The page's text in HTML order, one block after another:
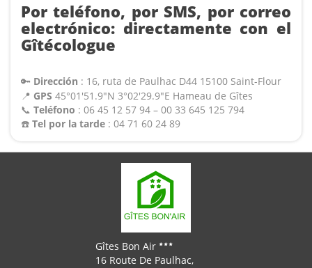
Por teléfono, por SMS, por correo
electrónico: directamente con el
Gîtécologue
🔑 Dirección : 16, ruta de Paulhac D44 15100 Saint-Flour
📍 GPS 45°01'51.9″N 3°02'29.9″E Hameau de Gîtes
📞 Teléfono : 06 45 12 57 94 – 00 33 645 125 794
☎️ Tel por la tarde : 04 71 60 24 89
Gîtes Bon Air
16 Route De Paulhac,